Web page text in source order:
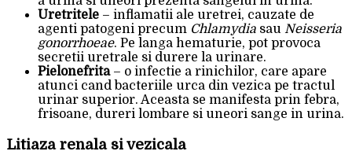
Uretritele – inflamatii ale uretrei, cauzate de
agenti patogeni precum Chlamydia sau Neisseria
gonorrhoeae. Pe langa hematurie, pot provoca
secretii uretrale si durere la urinare.
Pielonefrita– o infectie a rinichilor, care apare
atunci cand bacteriile urca din vezica pe tractul
urinar superior. Aceasta se manifesta prin febra,
frisoane, dureri lombare si uneori sange in urina.
Litiaza renala si vezicala